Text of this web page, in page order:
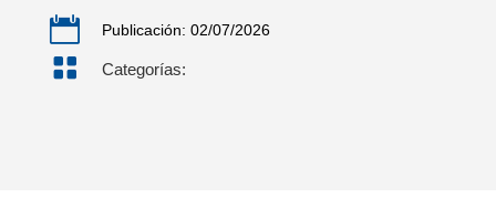
 Publicación: 02/07/2026
 Categorías: